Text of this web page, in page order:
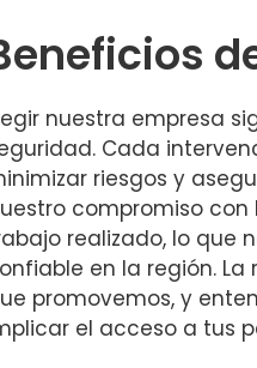
nuestra empresa
Cada
riesgos y
compromiso
realizado, lo que
en la región.
promovemos, y
el acceso a tus